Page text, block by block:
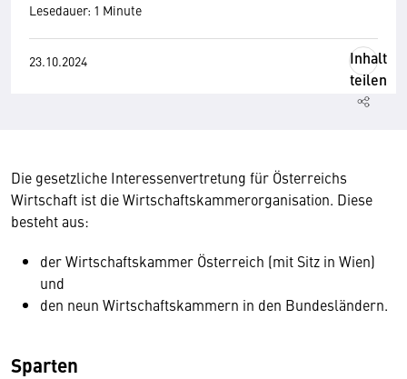
Lesedauer: 1 Minute
23.10.2024
Inhalt
teilen
Die gesetzliche Interessenvertretung für Österreichs
Wirtschaft ist die Wirtschaftskammerorganisation. Diese
besteht aus:
der Wirtschaftskammer Österreich (mit Sitz in Wien)
und
den neun Wirtschaftskammern in den Bundesländern.
Sparten